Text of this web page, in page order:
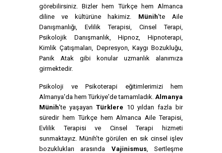
görebilirsiniz. Bizler hem Türkçe hem Almanca
diline ve kültürüne hakimiz. Münih'te Aile
Danışmanlığı, Evlilik Terapisi, Cinsel Terapi,
Psikolojik Danışmanlık, Hipnoz, Hipnoterapi,
Kimlik Çatışmaları, Depresyon, Kaygı Bozukluğu,
Panik Atak gibi konular uzmanlık alanımıza
girmektedir.
Psikoloji ve Psikoterapi eğitimlerimizi hem
Almanya'da hem Türkiye'de tamamladık. Almanya
Münih'te yaşayan Türklere 10 yıldan fazla bir
süredir hem Türkçe hem Almanca Aile Terapisi,
Evlilik Terapisi ve Cinsel Terapi hizmeti
sunmaktayız. Münih'te görülen en sık cinsel işlev
bozuklukları arasında Vajinismus, Sertleşme